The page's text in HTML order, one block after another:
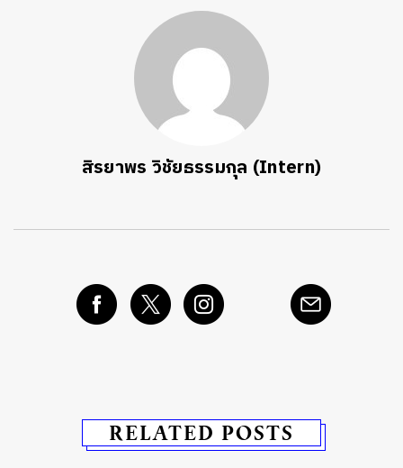
สิรยาพร วิชัยธรรมกุล (Intern)
RELATED POSTS